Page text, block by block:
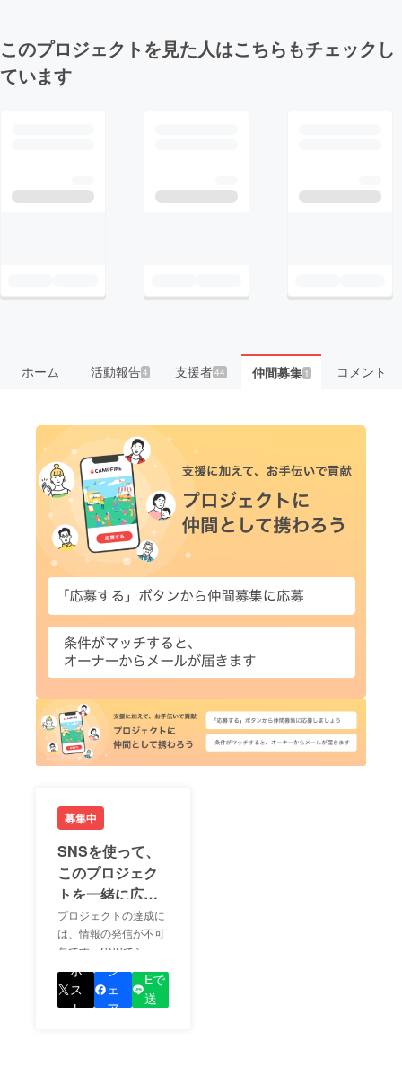
このプロジェクトを見た人はこちらもチェックし
ています
ホーム 活動報告4 支援者44 仲間募集 1 コメント
募集中
SNSを使って、
このプロジェク
トを一緒に広め
ましょう！
プロジェクトの達成に
は、情報の発信が不可
欠です。SNSでシェア
をして、あなたが応援
しているプロジェクト
の良さを知ってもらい
ポ
ス
ト
シ
ェ
ア
Eで
送